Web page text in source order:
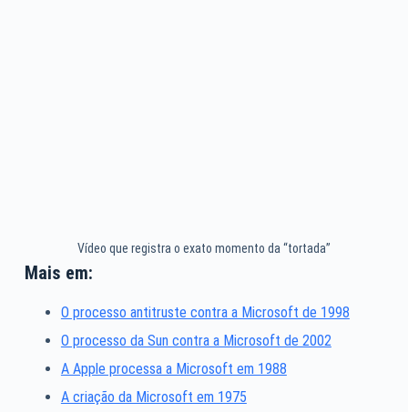
Vídeo que registra o exato momento da “tortada”
Mais em:
O processo antitruste contra a Microsoft de 1998
O processo da Sun contra a Microsoft de 2002
A Apple processa a Microsoft em 1988
A criação da Microsoft em 1975